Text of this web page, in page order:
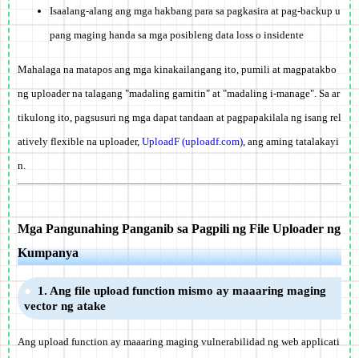
Isaalang-alang ang mga hakbang para sa pagkasira at pag-backup u
pang maging handa sa mga posibleng data loss o insidente
Mahalaga na matapos ang mga kinakailangang ito, pumili at magpatakbo
ng uploader na talagang "madaling gamitin" at "madaling i-manage". Sa ar
tikulong ito, pagsusuri ng mga dapat tandaan at pagpapakilala ng isang rel
atively flexible na uploader, UploadF (uploadf.com), ang aming tatalakayi
n.
Mga Pangunahing Panganib sa Pagpili ng File Uploader ng
Kumpanya
1. Ang file upload function mismo ay maaaring maging
vector ng atake
Ang upload function ay maaaring maging vulnerabilidad ng web applicati